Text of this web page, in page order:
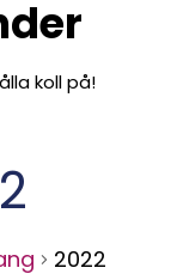
koll på!
2022